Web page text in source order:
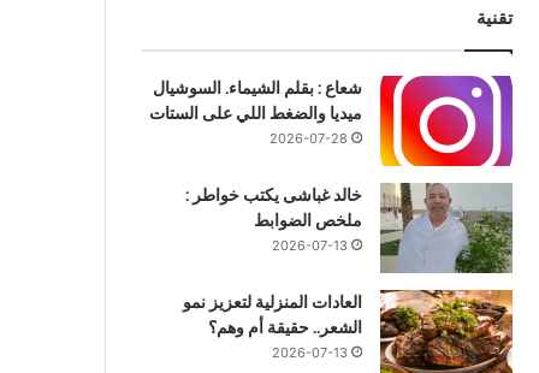
تقنية
شعاع : بقلم الشيماء. السوشيال
ميديا والضغط اللي على الستات
2026-07-28
خالد غباشى يكتب خواطر :
ملخص الضوابط
2026-07-13
العادات المنزلية لتعزيز نمو
الشعر.. حقيقة أم وهم؟
2026-07-13